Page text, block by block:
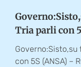
Tria parli con
Governo:Sisto,su
con 5S (ANSA) –